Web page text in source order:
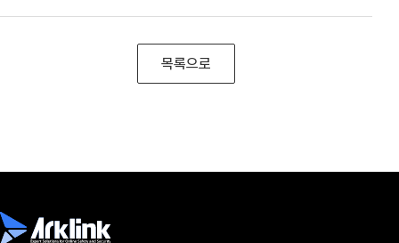
목록으로